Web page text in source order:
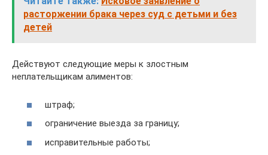
расторжении брака через суд с детьми и без
детей
Действуют следующие меры к злостным
неплательщикам алиментов:
штраф;
ограничение выезда за границу;
исправительные работы;